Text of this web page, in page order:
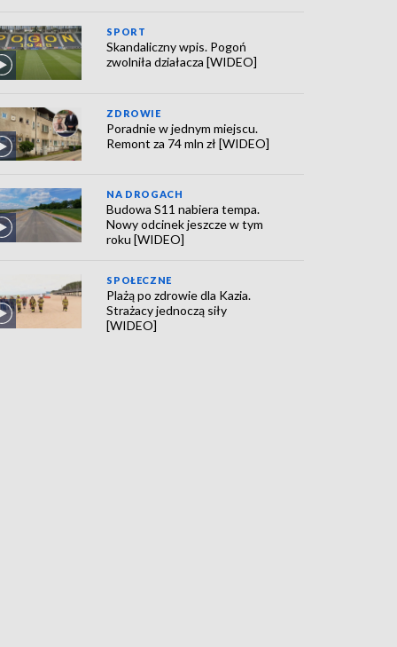
SPORT
Skandaliczny wpis. Pogoń
zwolniła działacza [WIDEO]
ZDROWIE
Poradnie w jednym miejscu.
Remont za 74 mln zł [WIDEO]
NA DROGACH
Budowa S11 nabiera tempa.
Nowy odcinek jeszcze w tym
roku [WIDEO]
SPOŁECZNE
Plażą po zdrowie dla Kazia.
Strażacy jednoczą siły
[WIDEO]